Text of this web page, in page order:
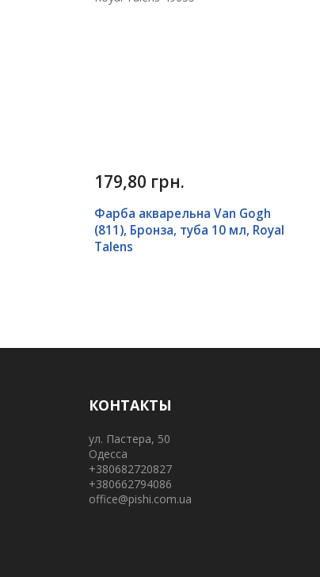
179,80 грн.
Фарба акварельна Van Gogh
(811), Бронза, туба 10 мл, Royal
Talens
КОНТАКТЫ
ул. Пастера, 50
Одесса
+380682720827
+380662794086
office@pishi.com.ua